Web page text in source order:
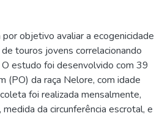
objetivo avaliar a ecogenicidade
touros jovens correlacionando
estudo foi desenvolvido com 39
(PO) da raça Nelore, com idade
foi realizada mensalmente,
da circunferência escrotal, e